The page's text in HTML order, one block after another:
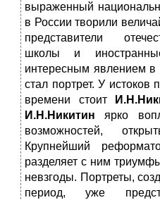
выраженный
в России творили
представители
школы и
интересным явлением в
стал портрет. У истоков
времени стоит
И.Н.Никитин ярко
возможностей,
Крупнейший
разделяет с ним
невзгоды. Портреты,
период, уже